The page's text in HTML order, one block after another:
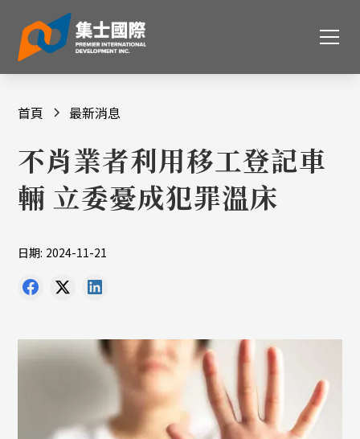
首頁 最新消息
不肖業者利用移工登記車
輛 立委憂成犯罪溫床
日期: 2024-11-21